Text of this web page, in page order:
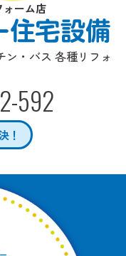
ーム店
ン・バス 各種リフォ
592
！